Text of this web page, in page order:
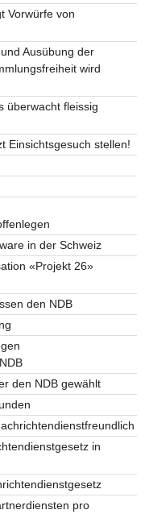
Vorwürfe von
Ausübung der
wird
überwacht fleissig
Einsichtsgesuch stellen!
in der Schweiz
«Projekt 26»
den NDB
den NDB gewählt
in
pro